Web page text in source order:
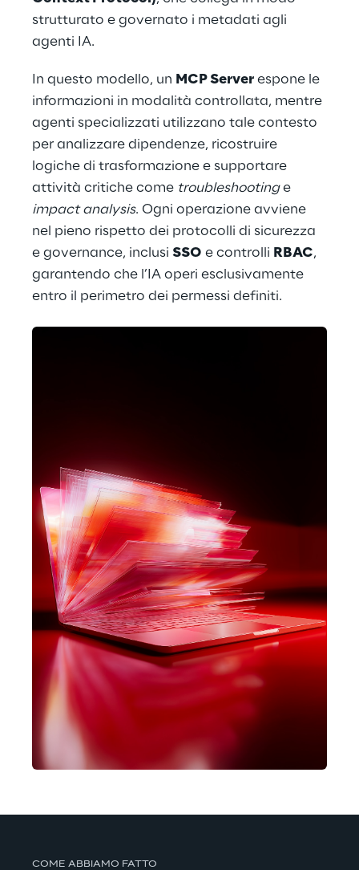
strutturato e governato i metadati agli
agenti IA.
In questo modello, un MCP Server espone le
informazioni in modalità controllata, mentre
agenti specializzati utilizzano tale contesto
per analizzare dipendenze, ricostruire
logiche di trasformazione e supportare
attività critiche come troubleshooting e
impact analysis. Ogni operazione avviene
nel pieno rispetto dei protocolli di sicurezza
e governance, inclusi SSO e controlli RBAC,
garantendo che l’IA operi esclusivamente
entro il perimetro dei permessi definiti.
COME ABBIAMO FATTO